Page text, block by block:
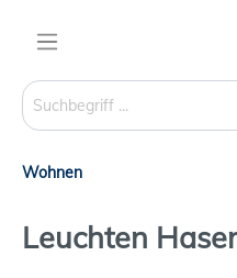
Wohnen
Leuchten